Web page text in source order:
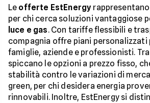
Le offerte EstEnergy
per chi cerca soluzioni vantaggiose
luce e gas. Con tariffe flessibili e
compagnia offre piani personalizzati
famiglie, aziende e professionisti.
spiccano le opzioni a prezzo fisso,
stabilità contro le variazioni di
green, per chi desidera energia
rinnovabili. Inoltre, EstEnergy si